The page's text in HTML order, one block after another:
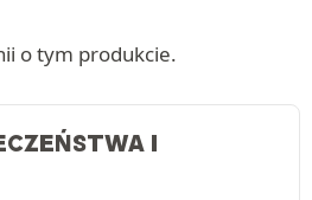
o tym produkcie.
I